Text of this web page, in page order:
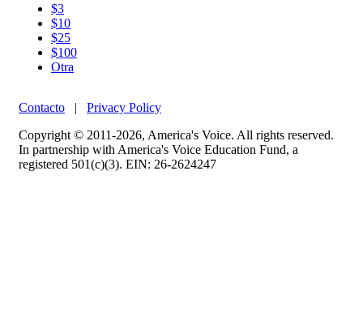
$3
$10
$25
$100
Otra
Contacto | Privacy Policy
Copyright © 2011-2026, America's Voice. All rights reserved.
In partnership with America's Voice Education Fund, a
registered 501(c)(3). EIN: 26-2624247